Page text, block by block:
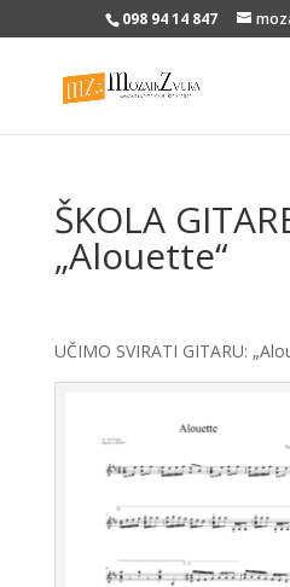
098 94 14 847
ŠKOLA
„Alouette“
UČIMO SVIRATI GITARU: